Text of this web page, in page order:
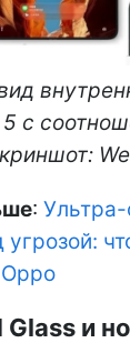
с
:
угрозой:
и